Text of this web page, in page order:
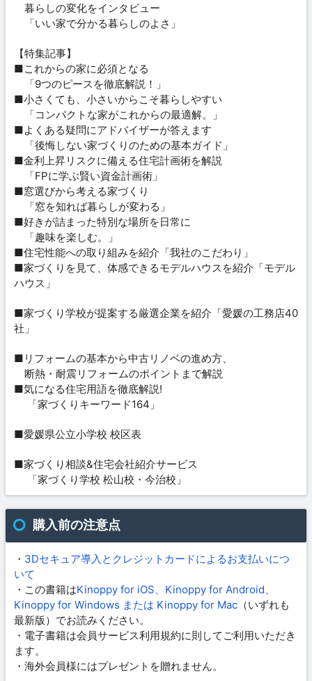
暮らしの変化をインタビュー
「いい家で分かる暮らしのよさ」
【特集記事】
■これからの家に必須となる
「9つのピースを徹底解説！」
■小さくても、小さいからこそ暮らしやすい
「コンパクトな家がこれからの最適解。」
■よくある疑問にアドバイザーが答えます
「後悔しない家づくりのための基本ガイド」
■金利上昇リスクに備える住宅計画術を解説
「FPに学ぶ賢い資金計画術」
■窓選びから考える家づくり
「窓を知れば暮らしが変わる」
■好きが詰まった特別な場所を日常に
「趣味を楽しむ。」
■住宅性能への取り組みを紹介「我社のこだわり」
■家づくりを見て、体感できるモデルハウスを紹介「モデル
ハウス」
■家づくり学校が提案する厳選企業を紹介「愛媛の工務店40
社」
■リフォームの基本から中古リノベの進め方、
断熱・耐震リフォームのポイントまで解説
■気になる住宅用語を徹底解説!
「家づくりキーワード164」
■愛媛県公立小学校 校区表
■家づくり相談&住宅会社紹介サービス
「家づくり学校 松山校・今治校」
購入前の注意点
・ 3Dセキュア導入とクレジットカードによるお支払いにつ
いて
・この書籍はKinoppy for iOS、Kinoppy for Android、
Kinoppy for Windows または Kinoppy for Mac （いずれも
最新版）でお読みください。
・電子書籍は会員サービス利用規約に則してご利用いただき
ます。
・海外会員様にはプレゼントを贈れません。